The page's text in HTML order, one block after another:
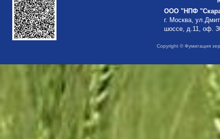
ООО "НПФ
г. Москва,
шоссе, д.11, оф.
Copyright © Фумигация